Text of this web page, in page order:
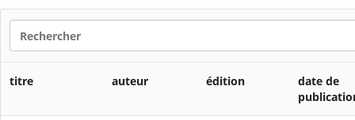
titre auteur édition
date de